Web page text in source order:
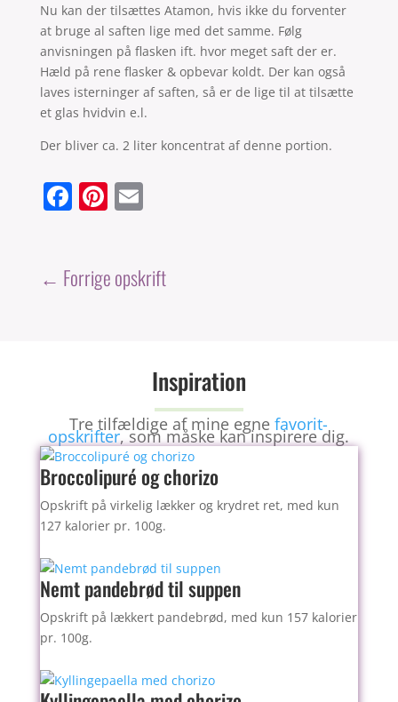
Nu kan der tilsættes Atamon, hvis ikke du forventer
at bruge al saften lige med det samme. Følg
anvisningen på flasken ift. hvor meget saft der er.
Hæld på rene flasker & opbevar koldt. Der kan også
laves isterninger af saften, så er de lige til at tilsætte
et glas hvidvin e.l.
Der bliver ca. 2 liter koncentrat af denne portion.
F
e
Pi
e
E
l
← Forrige opskrift
Inspiration
Tre tilfældige af mine egnefavorit-
opskrifter, som måske kan inspirere dig.
Broccolipuré og chorizo
Opskrift på virkelig lækker og krydret ret, med kun
127 kalorier pr. 100g.
Nemt pandebrød til suppen
Opskrift på lækkert pandebrød, med kun 157 kalorier
pr. 100g.